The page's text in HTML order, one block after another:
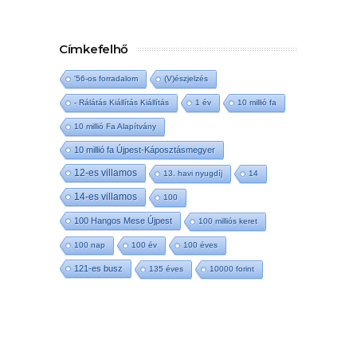
Címkefelhő
'56-os forradalom (V)észjelzés
- Rálátás Kiállítás Kiállítás 1 év 10 millió fa
10 millió Fa Alapítvány
10 millió fa Újpest-Káposztásmegyer
12-es villamos 13. havi nyugdíj 14
14-es villamos 100
100 Hangos Mese Újpest 100 milliós keret
100 nap 100 év 100 éves
121-es busz 135 éves 10000 forint